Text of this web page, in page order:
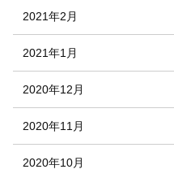
2021年2月
2021年1月
2020年12月
2020年11月
2020年10月